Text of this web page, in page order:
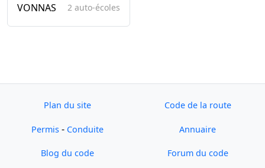
VONNAS 2 auto-écoles
Plan du site Code de la route
Permis - Conduite Annuaire
Blog du code Forum du code